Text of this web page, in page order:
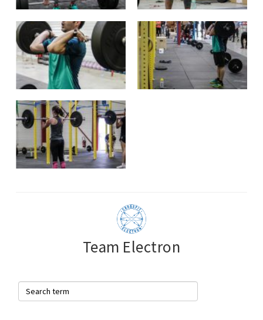
Team Electron